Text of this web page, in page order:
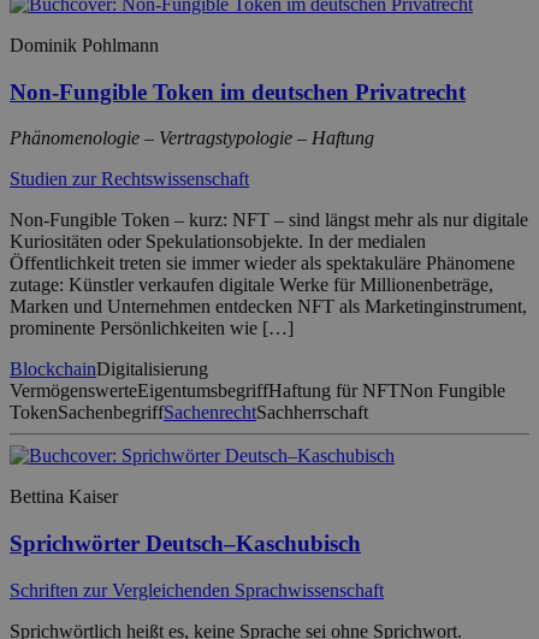
Dominik Pohlmann
Non-Fungible Token im deutschen Privatrecht
Phänomenologie – Vertragstypologie – Haftung
Studien zur Rechtswissenschaft
Non-Fungible Token – kurz: NFT – sind längst mehr als nur digitale
Kuriositäten oder Spekulationsobjekte. In der medialen
Öffentlichkeit treten sie immer wieder als spektakuläre Phänomene
zutage: Künstler verkaufen digitale Werke für Millionenbeträge,
Marken und Unternehmen entdecken NFT als Marketinginstrument,
prominente Persönlichkeiten wie […]
BlockchainDigitalisierung
VermögenswerteEigentumsbegriffHaftung für NFTNon Fungible
TokenSachenbegriffSachenrechtSachherrschaft
Bettina Kaiser
Sprichwörter Deutsch–Kaschubisch
Schriften zur Vergleichenden Sprachwissenschaft
Sprichwörtlich heißt es, keine Sprache sei ohne Sprichwort.